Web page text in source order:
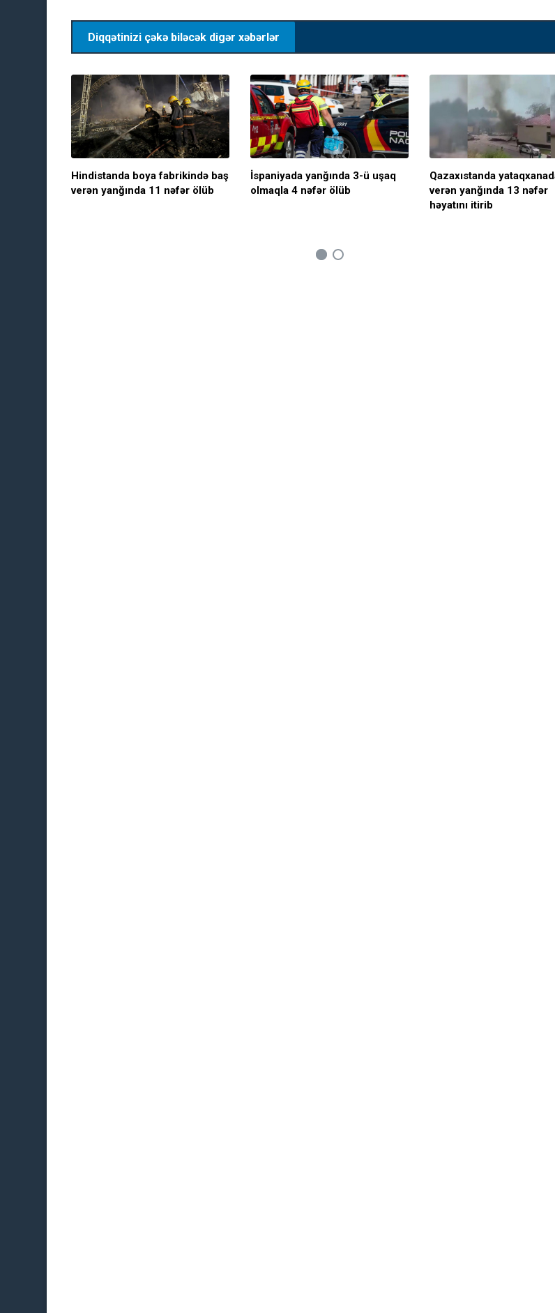
Diqqətinizi çəkə biləcək digər xəbərlər
Hindistanda boya fabrikində baş
verən yanğında 11 nəfər ölüb
İspaniyada yanğında 3-ü uşaq
olmaqla 4 nəfər ölüb
Qazaxıstanda
verən yanğında 13 nəfər
həyatını itirib